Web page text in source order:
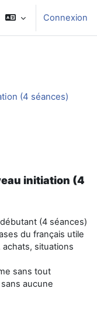
Connexion
(4 séances)
initiation (4
(4 séances)
du français utile
situations
sans tout
aucune